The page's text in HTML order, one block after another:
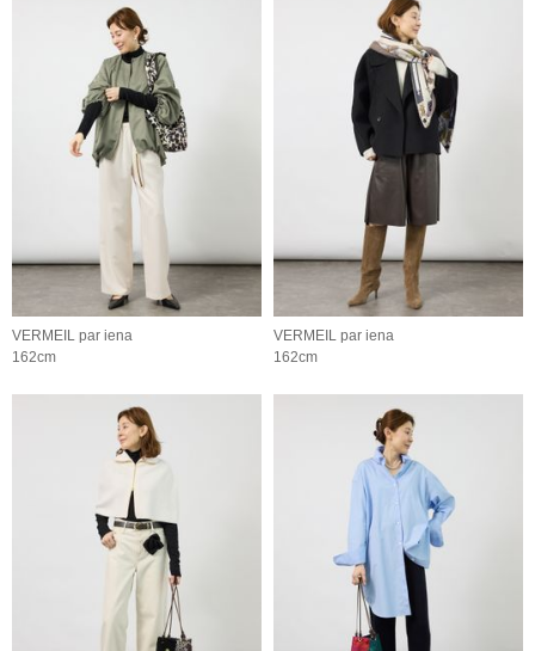
VERMEIL par iena
162cm
VERMEIL par iena
162cm